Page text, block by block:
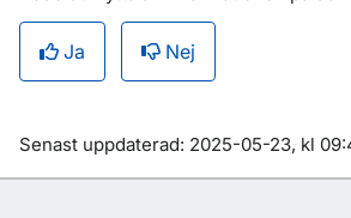
Ja Nej
Om sidan
Senast uppdaterad: 2025-05-23, kl